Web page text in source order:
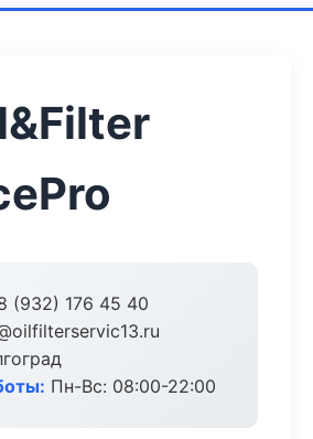
(932) 176 45 40
Пн-Вс: 08:00-22:00